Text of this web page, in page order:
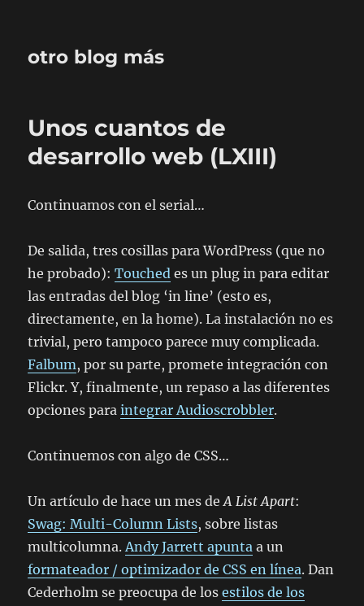
otro blog más
Unos cuantos de
desarrollo web (LXIII)
Continuamos con el serial…
De salida, tres cosillas para WordPress (que no
he probado):Touched es un plug in para editar
las entradas del blog ‘in line’ (esto es,
directamente, en la home). La instalación no es
trivial, pero tampoco parece muy complicada.
Falbum, por su parte, promete integración con
Flickr. Y, finalmente, un repaso a las diferentes
opciones paraintegrar Audioscrobbler.
Continuemos con algo de CSS…
Un artículo de hace un mes deA List Apart:
Swag: Multi-Column Lists, sobre listas
multicolumna.Andy Jarrett apunta a un
formateador / optimizador de CSS en línea. Dan
Cederholm se preocupa de losestilos de los